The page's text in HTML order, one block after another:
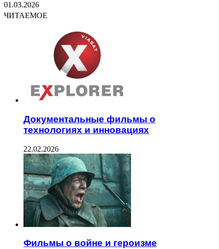
01.03.2026
ЧИТАЕМОЕ
Документальные фильмы о
технологиях и инновациях
22.02.2026
Фильмы о войне и героизме